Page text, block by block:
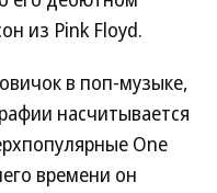
из Pink Floyd.
в поп-музыке,
насчитывается
One
времени он